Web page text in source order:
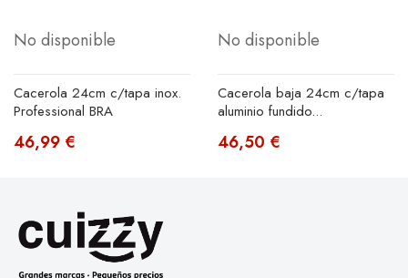
No disponible
Cacerola 24cm c/tapa inox.
Professional BRA
46,99 €
No disponible
Cacerola baja 24cm c/tapa
aluminio fundido...
46,50 €